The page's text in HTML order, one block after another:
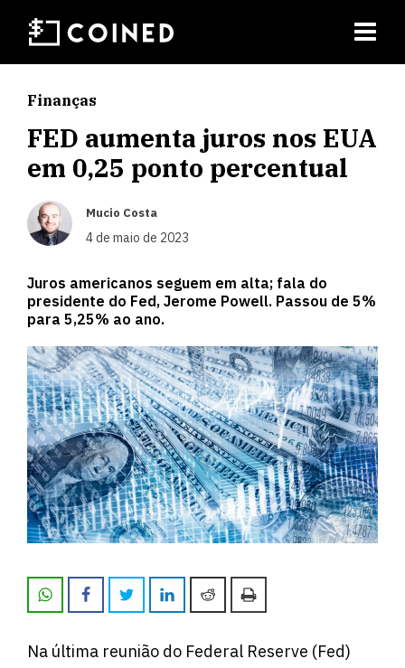
Finanças
FED aumenta juros nos EUA
em 0,25 ponto percentual
Mucio Costa
4 de maio de 2023
Juros americanos seguem em alta; fala do
presidente do Fed, Jerome Powell. Passou de 5%
para 5,25% ao ano.
Na última reunião do Federal Reserve (Fed)